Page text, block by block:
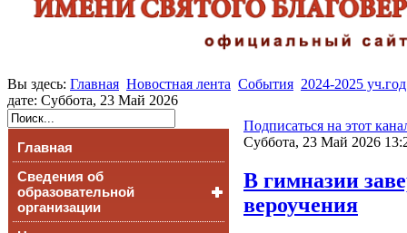
Вы здесь: Главная Новостная лента События 2024-2025 уч.год
дате: Суббота, 23 Май 2026
Главная
Сведения об
образовательной
организации
Подписаться на этот
Суббота, 23 Май 2026
В гимназии
вероучения